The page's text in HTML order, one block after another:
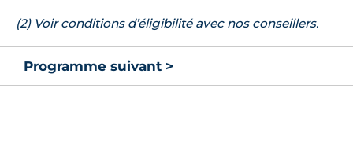
(2) Voir conditions d’éligibilité avec nos conseillers.
Programme suivant >